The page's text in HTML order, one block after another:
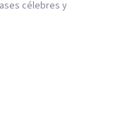
célebres y